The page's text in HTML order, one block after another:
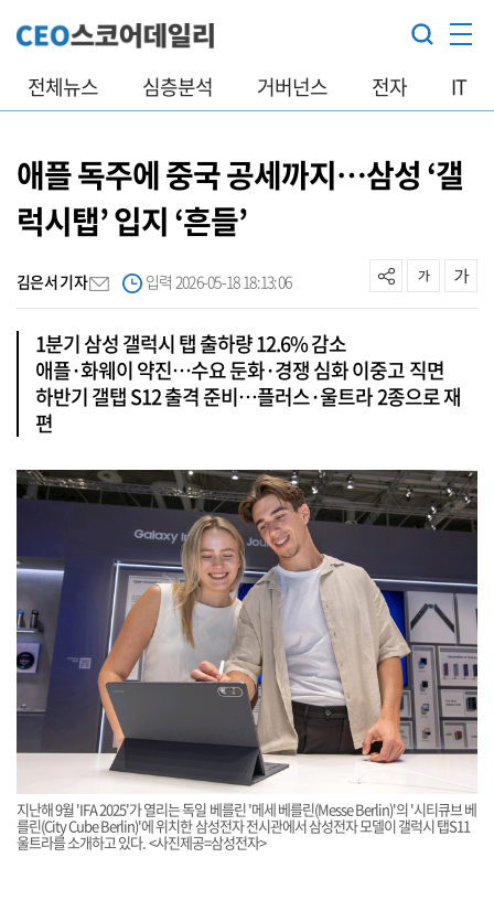
전체뉴스 심층분석 거버넌스 전자 IT
애플 독주에 중국 공세까지…삼성 ‘갤
럭시탭’ 입지 ‘흔들’
김은서 기자 입력 2026-05-18 18:13:06
1분기 삼성 갤럭시 탭 출하량 12.6% 감소
애플·화웨이 약진…수요 둔화·경쟁 심화 이중고 직면
하반기 갤탭 S12 출격 준비…플러스·울트라 2종으로 재
편
지난해 9월 'IFA 2025'가 열리는 독일 베를린 '메세 베를린(Messe Berlin)'의 '시티큐브 베
를린(City Cube Berlin)'에 위치한 삼성전자 전시관에서 삼성전자 모델이 갤럭시 탭S11
울트라를 소개하고 있다. <사진제공=삼성전자>